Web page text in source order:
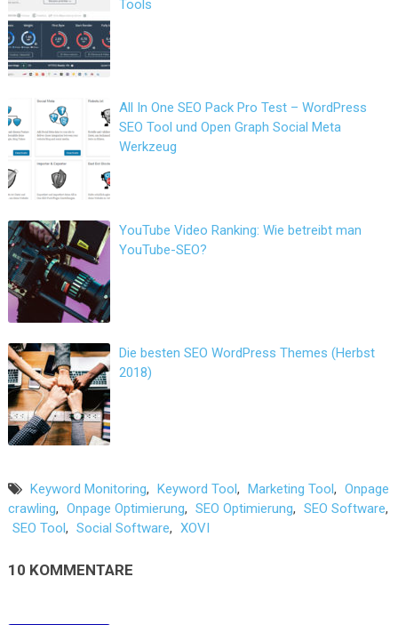
Tools
All In One SEO Pack Pro Test – WordPress
SEO Tool und Open Graph Social Meta
Werkzeug
YouTube Video Ranking: Wie betreibt man
YouTube-SEO?
Die besten SEO WordPress Themes (Herbst
2018)
Keyword Monitoring, Keyword Tool , Marketing Tool , Onpage
crawling, Onpage Optimierung, SEO Optimierung, SEO Software,
SEO Tool , Social Software, XOVI
10 KOMMENTARE